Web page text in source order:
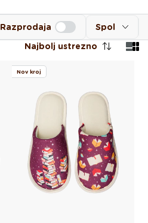
Spol
Razprodaja
Najbolj ustrezno
Nov kroj